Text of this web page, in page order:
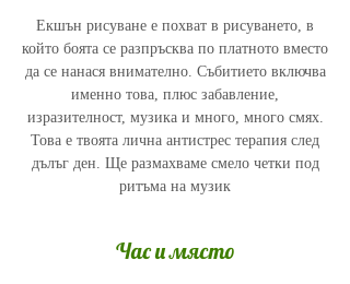
Екшън рисуване е похват в рисуването, в
който боята се разпръсква по платното вместо
да се нанася внимателно. Събитието включва
именно това, плюс забавление,
изразителност, музика и много, много смях.
Това е твоята лична антистрес терапия след
дълъг ден. Ще размахваме смело четки под
ритъма на музик
Час и място